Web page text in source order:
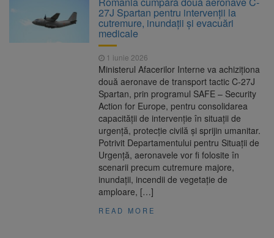
Motivul: platforme de gunoi neigienizate
7 august 2026
Clădirile Duplex de lângă
Piața Star din Brașov au fost demolate
Platforma Belvedere de pe
Tâmpa intră în renovare. Contract de peste 1
milion de lei și termen de trei luni
Asociația Română pentru
Iluminat cere reducerea luminii pe timpul
nopții, nu oprirea iluminatului public
27J Spartan pentru intervenții la
cutremure, inundații și evacuări
medicale
1 iunie 2026
Ministerul Afacerilor Interne va achiziționa
două aeronave de transport tactic C-27J
Spartan, prin programul SAFE – Security
Action for Europe, pentru consolidarea
capacității de intervenție în situații de
urgență, protecție civilă și sprijin umanitar.
Potrivit Departamentului pentru Situații de
Urgență, aeronavele vor fi folosite în
scenarii precum cutremure majore,
inundații, incendii de vegetație de
amploare, […]
READ MORE